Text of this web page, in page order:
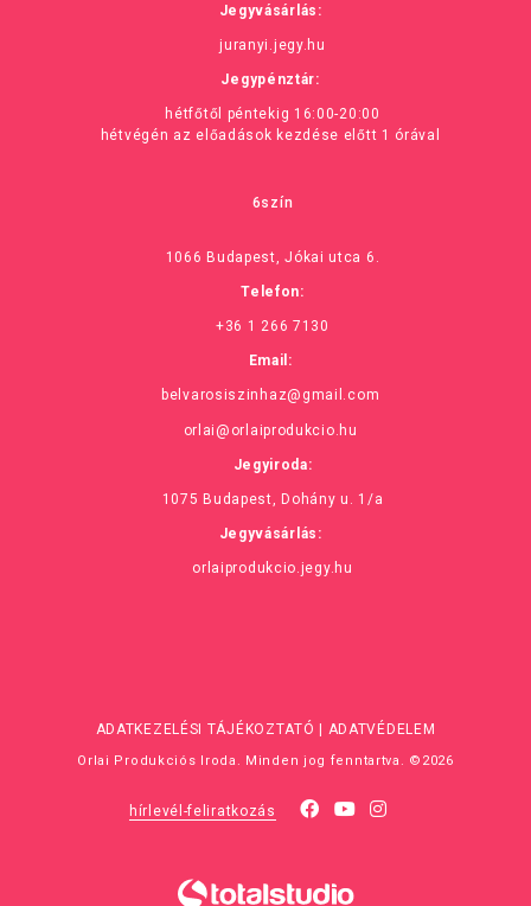
Jegyvásárlás:
juranyi.jegy.hu
Jegypénztár:
hétfőtől péntekig 16:00-20:00
hétvégén az előadások kezdése előtt 1 órával
6szín
1066 Budapest, Jókai utca 6.
Telefon:
+36 1 266 7130
Email:
belvarosiszinhaz@gmail.com
orlai@orlaiprodukcio.hu
Jegyiroda:
1075 Budapest, Dohány u. 1/a
Jegyvásárlás:
orlaiprodukcio.jegy.hu
ADATKEZELÉSI TÁJÉKOZTATÓ | ADATVÉDELEM
Orlai Produkciós Iroda. Minden jog fenntartva. ©2026
hírlevél-feliratkozás